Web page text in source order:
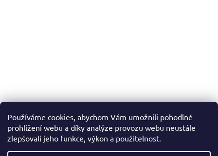
Používáme cookies, abychom Vám umožnili pohodlné
prohlížení webu a díky analýze provozu webu neustále
zlepšovali jeho funkce, výkon a použitelnost.